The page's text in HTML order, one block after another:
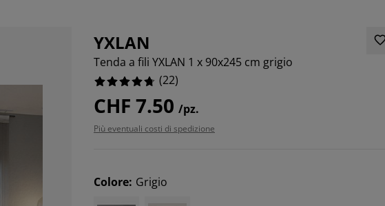
YXLAN
Tenda a fili YXLAN 1 x 90x245 cm grigio
(22)
CHF 7.50 /pz.
Più eventuali costi di spedizione
Colore: Grigio
81.81818181818183%